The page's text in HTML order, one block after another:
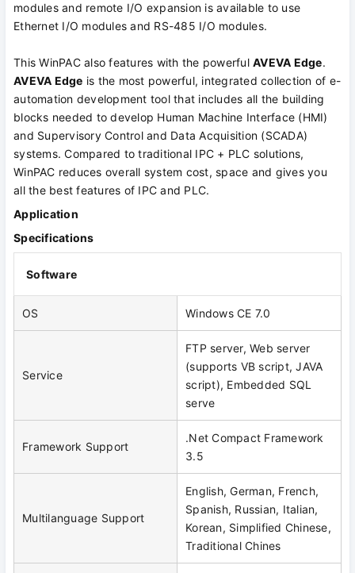
modules and remote I/O expansion is available to use
Ethernet I/O modules and RS-485 I/O modules.
This WinPAC also features with the powerful AVEVA Edge.
AVEVA Edge is the most powerful, integrated collection of e-
automation development tool that includes all the building
blocks needed to develop Human Machine Interface (HMI)
and Supervisory Control and Data Acquisition (SCADA)
systems. Compared to traditional IPC + PLC solutions,
WinPAC reduces overall system cost, space and gives you
all the best features of IPC and PLC.
Application
Specifications
Software
OS Windows CE 7.0
Service
FTP server, Web server
(supports VB script, JAVA
script), Embedded SQL
serve
Framework Support
.Net Compact Framework
3.5
Multilanguage Support
English, German, French,
Spanish, Russian, Italian,
Korean, Simplified Chinese,
Traditional Chines